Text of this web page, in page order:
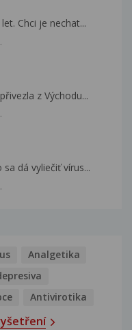
Chci je nechat...
z Východu...
dá vyliečiť vírus...
Analgetika
Antivirotika